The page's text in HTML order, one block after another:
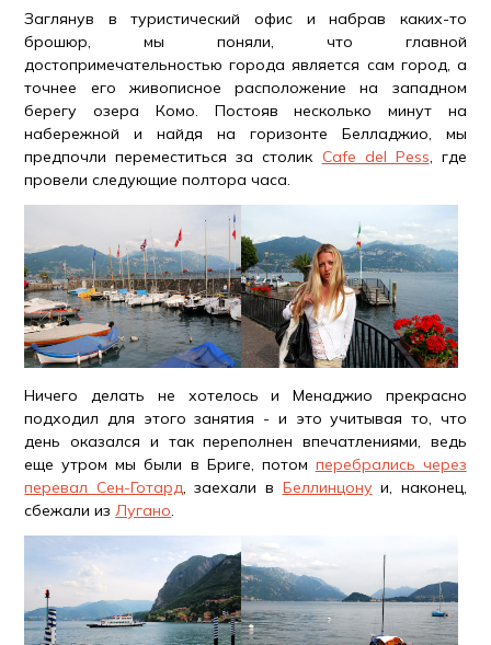
Заглянув в туристический офис и набрав каких-то
брошюр, мы поняли, что главной
достопримечательностью города является сам город, а
точнее его живописное расположение на западном
берегу озера Комо. Постояв несколько минут на
набережной и найдя на горизонте Белладжио, мы
предпочли переместиться за столик Cafe del Pess, где
провели следующие полтора часа.
Ничего делать не хотелось и Менаджио прекрасно
подходил для этого занятия - и это учитывая то, что
день оказался и так переполнен впечатлениями, ведь
еще утром мы были в Бриге, потом перебрались через
перевал Сен-Готард, заехали в Беллинцонуи, наконец,
сбежали изЛугано.